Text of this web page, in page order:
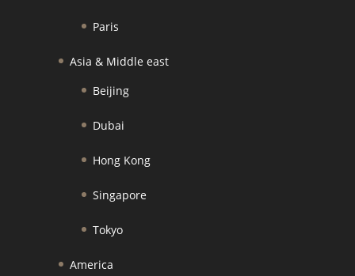
Paris
Asia & Middle east
Beijing
Dubai
Hong Kong
Singapore
Tokyo
America